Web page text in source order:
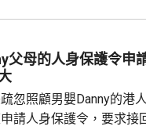
父母的人身保護令申
忽照顧男嬰Danny的港
請人身保護令，要求接